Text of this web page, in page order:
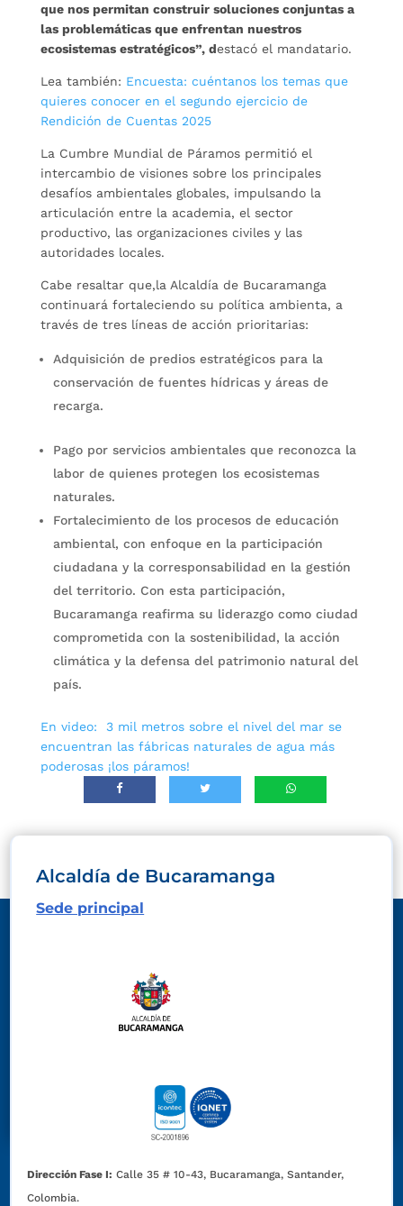
que nos permitan construir soluciones conjuntas a
las problemáticas que enfrentan nuestros
ecosistemas estratégicos”, destacó el mandatario.
Lea también: Encuesta: cuéntanos los temas que
quieres conocer en el segundo ejercicio de
Rendición de Cuentas 2025
La Cumbre Mundial de Páramos permitió el
intercambio de visiones sobre los principales
desafíos ambientales globales, impulsando la
articulación entre la academia, el sector
productivo, las organizaciones civiles y las
autoridades locales.
Cabe resaltar que,la Alcaldía de Bucaramanga
continuará fortaleciendo su política ambienta, a
través de tres líneas de acción prioritarias:
Adquisición de predios estratégicos para la
conservación de fuentes hídricas y áreas de
recarga.
Pago por servicios ambientales que reconozca la
labor de quienes protegen los ecosistemas
naturales.
Fortalecimiento de los procesos de educación
ambiental, con enfoque en la participación
ciudadana y la corresponsabilidad en la gestión
del territorio. Con esta participación,
Bucaramanga reafirma su liderazgo como ciudad
comprometida con la sostenibilidad, la acción
climática y la defensa del patrimonio natural del
país.
En video: 3 mil metros sobre el nivel del mar se
encuentran las fábricas naturales de agua más
poderosas ¡los páramos!
Alcaldía de Bucaramanga
Sede principal
Dirección Fase I: Calle 35 # 10-43, Bucaramanga, Santander,
Colombia.